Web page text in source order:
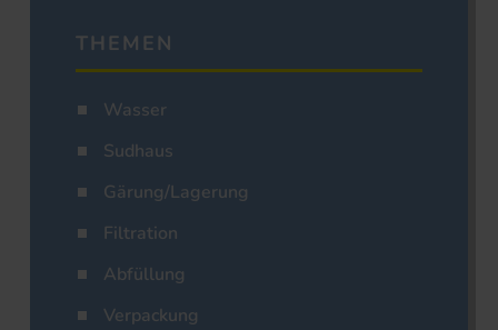
THEMEN
Wasser
Sudhaus
Gärung/Lagerung
Filtration
Abfüllung
Verpackung